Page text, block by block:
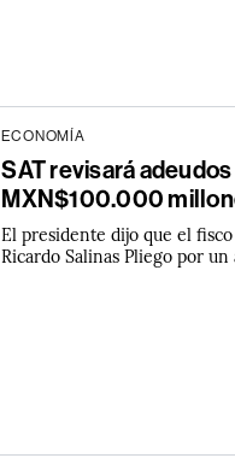
ECONOMÍA
SAT revisará
MXN$100.000
El presidente dijo que el
Ricardo Salinas Pliego por